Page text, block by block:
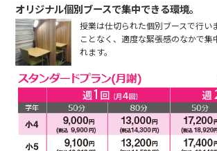
オリジナル個別ブースで集中できる環境。
授業は仕切られた個別ブースで行い
ことなく、適度な緊張感のなかで集
れます。